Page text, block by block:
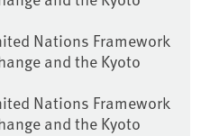
Nations Framework
and the Kyoto
Nations Framework
and the Kyoto